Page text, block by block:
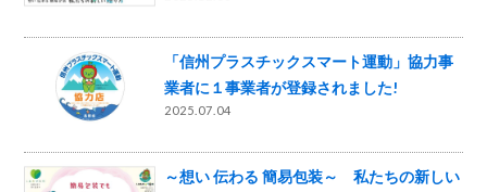
「信州プラスチックスマート運動」協力事
業者に１事業者が登録されました!
2025.07.04
～想い 伝わる 簡易包装～ 私たちの新しい